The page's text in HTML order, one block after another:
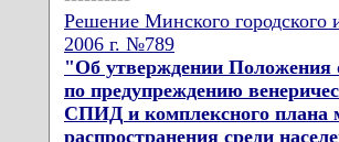
Решение Минского городского
2006 г. №789
"Об утверждении Положения
по предупреждению
СПИД и комплексного плана
распространения среди